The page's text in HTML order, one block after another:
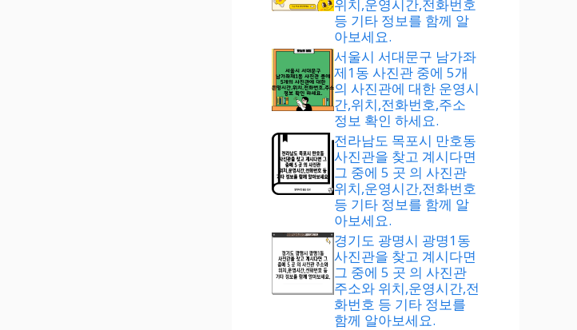
위치,운영시간,전화번호
등 기타 정보를 함께 알
아보세요.
서울시 서대문구 남가좌
제1동 사진관 중에 5개
의 사진관에 대한 운영시
간,위치,전화번호,주소
정보 확인 하세요.
전라남도 목포시 만호동
사진관을 찾고 계시다면
그 중에 5 곳 의 사진관
위치,운영시간,전화번호
등 기타 정보를 함께 알
아보세요.
경기도 광명시 광명1동
사진관을 찾고 계시다면
그 중에 5 곳 의 사진관
주소와 위치,운영시간,전
화번호 등 기타 정보를
함께 알아보세요.